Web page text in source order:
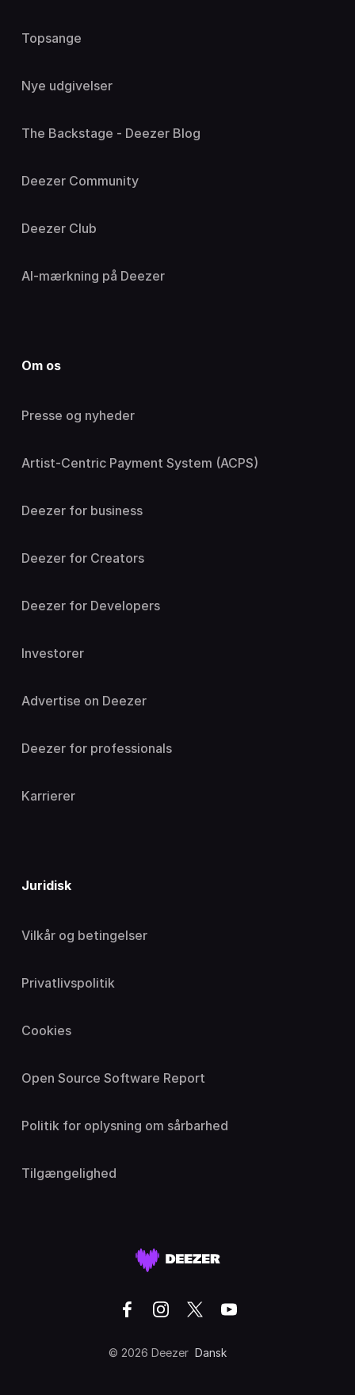
Topsange
Nye udgivelser
The Backstage - Deezer Blog
Deezer Community
Deezer Club
AI-mærkning på Deezer
Om os
Presse og nyheder
Artist-Centric Payment System (ACPS)
Deezer for business
Deezer for Creators
Deezer for Developers
Investorer
Advertise on Deezer
Deezer for professionals
Karrierer
Juridisk
Vilkår og betingelser
Privatlivspolitik
Cookies
Open Source Software Report
Politik for oplysning om sårbarhed
Tilgængelighed
© 2026 Deezer Dansk